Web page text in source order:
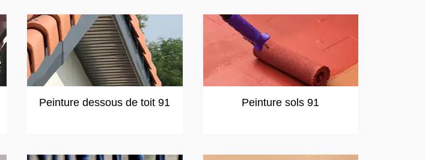
Peinture dessous de toit 91 Peinture sols 91